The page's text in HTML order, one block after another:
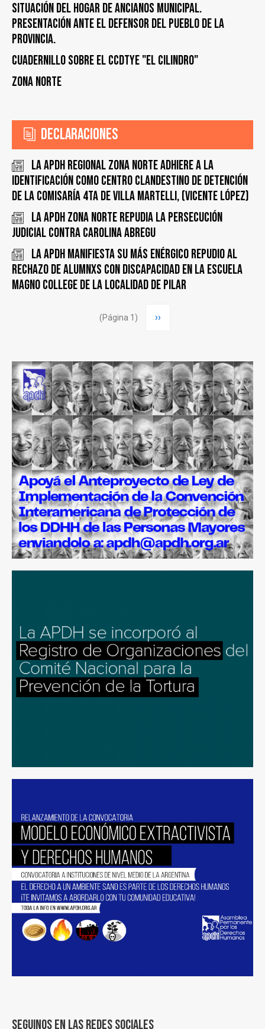
Situación del Hogar de Ancianos Municipal.
Presentación ante el Defensor del Pueblo de la
Provincia.
Cuadernillo sobre el CCDTyE "El Cilindro"
Zona Norte
Declaraciones
La APDH Regional Zona Norte adhiere a la
identificación como Centro Clandestino de Detención
de la Comisaría 4ta de Villa Martelli, (Vicente López)
La APDH Zona Norte repudia la persecución
judicial contra Carolina Abregu
La APDH manifiesta su más enérgico repudio al
rechazo de alumnxs con discapacidad en la escuela
Magno College de la localidad de Pilar
(Página 1)
Siguiente
››
Seguinos en las redes sociales